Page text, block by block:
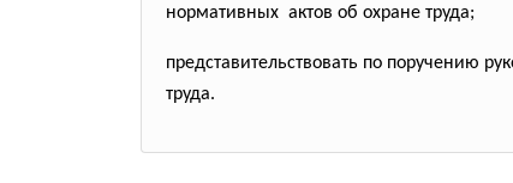
нормативных актов об охране труда;
представительствовать по поручению
труда.